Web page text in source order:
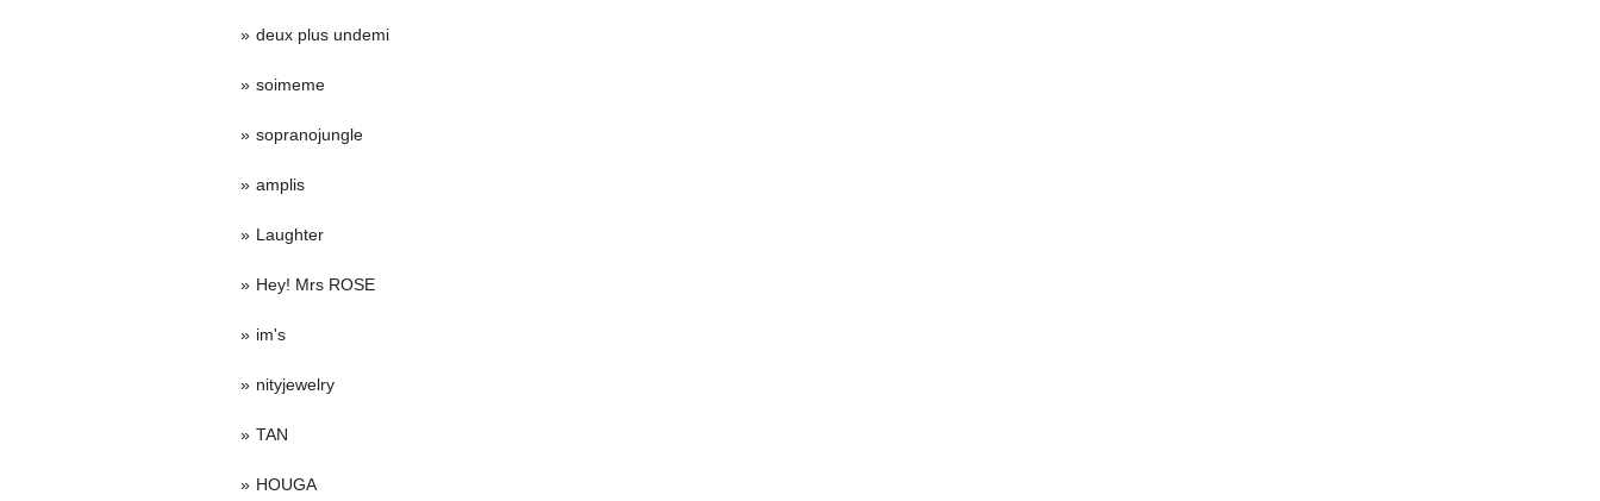
deux plus undemi
soimeme
sopranojungle
amplis
Laughter
Hey! Mrs ROSE
im's
nityjewelry
TAN
HOUGA